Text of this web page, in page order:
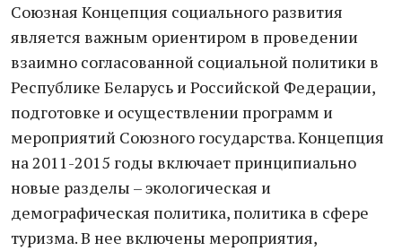
Союзная Концепция социального развития
является важным ориентиром в проведении
взаимно согласованной социальной политики в
Республике Беларусь и Российской Федерации,
подготовке и осуществлении программ и
мероприятий Союзного государства. Концепция
на 2011-2015 годы включает принципиально
новые разделы – экологическая и
демографическая политика, политика в сфере
туризма. В нее включены мероприятия,